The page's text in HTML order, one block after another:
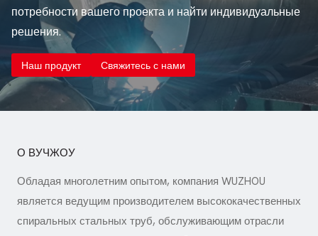
потребности вашего проекта и найти индивидуальные
решения.
Наш продукт Свяжитесь с нами
О ВУЧЖОУ
Обладая многолетним опытом, компания WUZHOU
является ведущим производителем высококачественных
спиральных стальных труб, обслуживающим отрасли